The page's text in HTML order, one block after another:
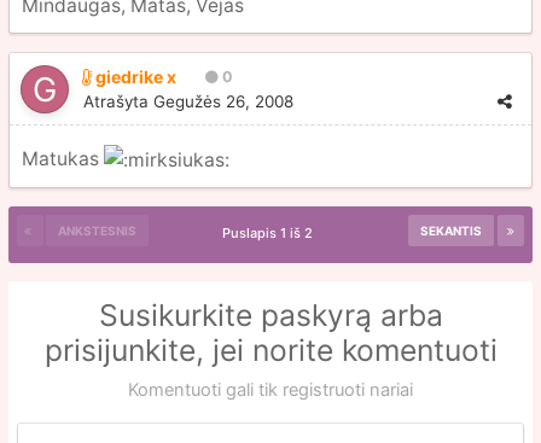
Mindaugas, Matas, Vejas
giedrike x 0
Atrašyta Gegužės 26, 2008
Matukas
ANKSTESNIS SEKANTIS
Puslapis 1 iš 2
Susikurkite paskyrą arba
prisijunkite, jei norite komentuoti
Komentuoti gali tik registruoti nariai